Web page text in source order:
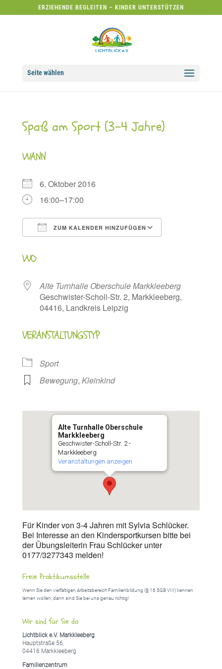
ERZIEHENDE BEGLEITEN – KINDER UNTERSTÜTZEN
Seite wählen
Spaß am Sport (3-4 Jahre)
WANN
6. Oktober 2016
16:00–17:00
ZUM KALENDER HINZUFÜGEN
WO
Alte Turnhalle Oberschule Markkleeberg
Geschwister-Scholl-Str. 2, Markkleeberg,
04416, Landkreis Leipzig
VERANSTALTUNGSTYP
Sport
Bewegung, Kleinkind
Alte Turnhalle Oberschule
Markkleeberg
Geschwister-Scholl-Str. 2 -
Markkleeberg
Veranstaltungen anzeigen
Für Kinder von 3-4 Jahren mit Sylvia Schlücker.
Bei Interesse an den Kindersportkursen bitte bei
der Übungsleiterin Frau Schlücker unter
0177/3277343 melden!
Freie Praktikumsstelle
Wenn Sie den vielfältigen Arbeitsbereich Familienbildung (§ 16 SGB VIII) kennen
lernen wollen, dann sind Sie bei uns genau richtig!
Wir sind für Sie da
Lichtblick e.V. Markkleeberg
Hauptstraße 56,
04416 Markkleeberg
Familienzentrum